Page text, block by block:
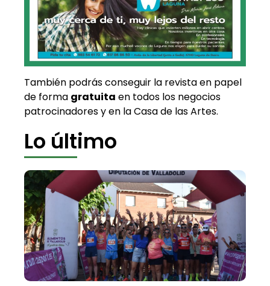
También podrás conseguir la revista en papel
de forma gratuita en todos los negocios
patrocinadores y en la Casa de las Artes.
Lo último